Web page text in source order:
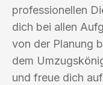
professionellen
dich bei allen
von der Planung
dem
und freue dich